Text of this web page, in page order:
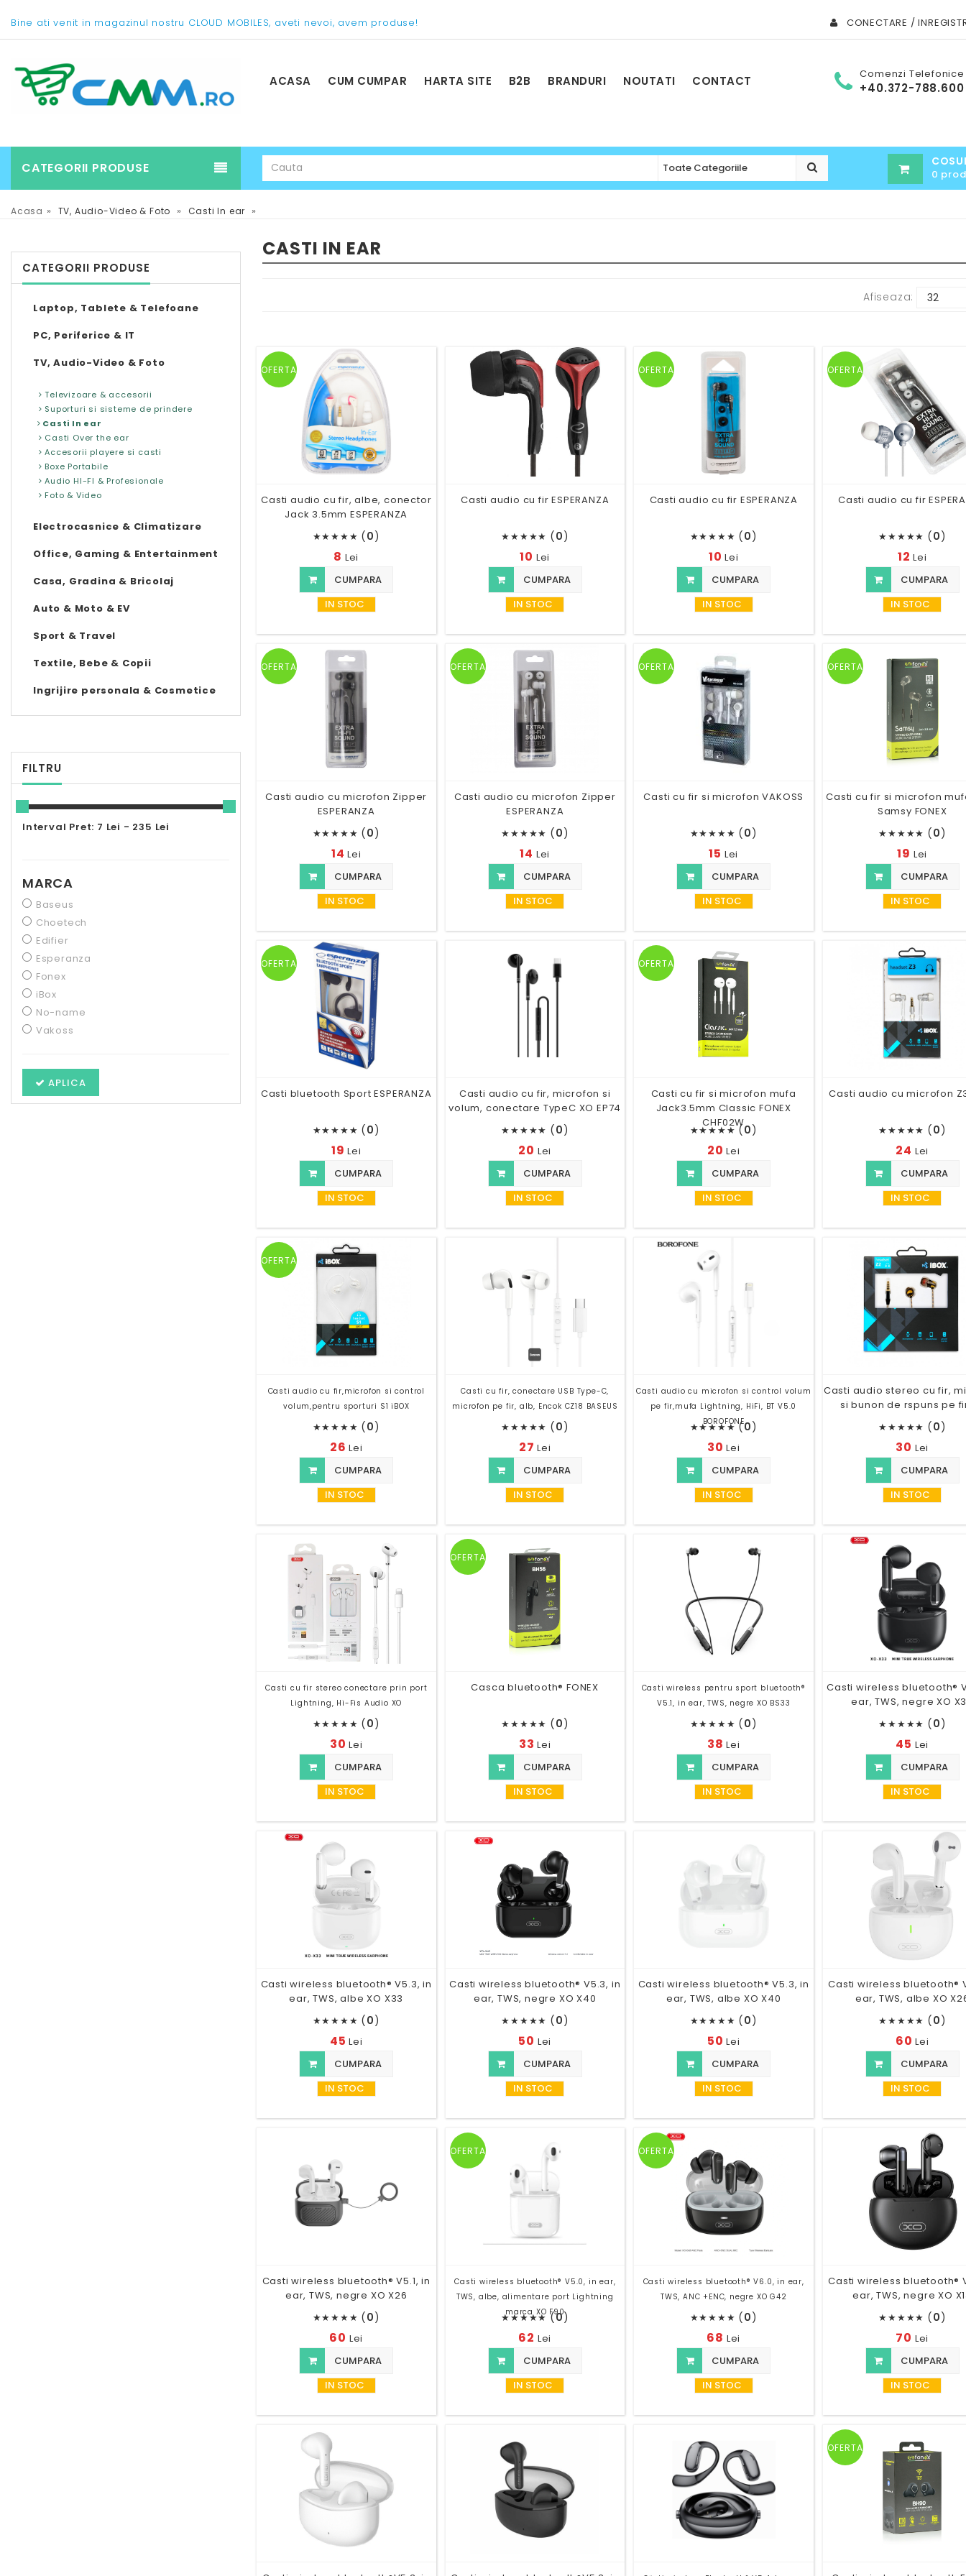
Bine ati venit in magazinul nostru CLOUD MOBILES, aveti nevoi, avem produse! CONECTARE /
ACASA CUM CUMPAR HARTA SITE B2B BRANDURI NOUTATI CONTACT Comenzi Telefonice
+40.372-788.600
CATEGORII PRODUSE 0
Acasa » TV, Audio-Video & Foto » Casti In ear »
CASTI IN EAR
Afiseaza:
OFERTA
Casti audio cu fir, albe, conector
Jack 3.5mm ESPERANZA
★★★★★ (0)
8 Lei
CUMPARA
IN STOC
Casti audio cu fir ESPERANZA
★★★★★ (0)
10 Lei
CUMPARA
IN STOC
OFERTA
Casti audio cu fir ESPERANZA
★★★★★ (0)
10Lei
CUMPARA
IN STOC
OFERTA
Casti audio cu fir
★★★★★ (0)
12Lei
CUMPARA
IN STOC
OFERTA
Casti audio cu microfon Zipper
ESPERANZA
★★★★★ (0)
14Lei
CUMPARA
IN STOC
OFERTA
Casti audio cu microfon Zipper
ESPERANZA
★★★★★ (0)
14 Lei
CUMPARA
IN STOC
OFERTA
Casti cu fir si microfon VAKOSS
★★★★★ (0)
15 Lei
CUMPARA
IN STOC
OFERTA
Casti cu fir si microfon
Samsy FONEX
★★★★★ (0)
19 Lei
CUMPARA
IN STOC
OFERTA
Casti bluetooth Sport ESPERANZA
★★★★★ (0)
19Lei
CUMPARA
IN STOC
Casti audio cu fir, microfon si
volum, conectare TypeC XO EP74
★★★★★ (0)
20 Lei
CUMPARA
IN STOC
OFERTA
Casti cu fir si microfon mufa
Jack3.5mm Classic FONEX
CHF02W
★★★★★ (0)
20Lei
CUMPARA
IN STOC
Casti audio cu microfon
★★★★★ (0)
24 Lei
CUMPARA
IN STOC
OFERTA
Casti audio cu fir,microfon si control
volum,pentru sporturi S1 iBOX
★★★★★ (0)
26Lei
CUMPARA
IN STOC
Casti cu fir, conectare USB Type-C,
microfon pe fir, alb, Encok CZ18 BASEUS
★★★★★ (0)
27Lei
CUMPARA
IN STOC
Casti audio cu microfon si control volum
pe fir,mufa Lightning, HiFi, BT V5.0
BOROFONE
★★★★★ (0)
30Lei
CUMPARA
IN STOC
Casti audio stereo cu fir,
si bunon de rspuns pe
★★★★★ (0)
30 Lei
CUMPARA
IN STOC
Casti cu fir stereo conectare prin port
Lightning, Hi-Fis Audio XO
★★★★★ (0)
30Lei
CUMPARA
IN STOC
OFERTA
Casca bluetooth® FONEX
★★★★★ (0)
33Lei
CUMPARA
IN STOC
Casti wireless pentru sport bluetooth®
V5.1, in ear, TWS, negre XO BS33
★★★★★ (0)
38Lei
CUMPARA
IN STOC
Casti wireless bluetooth®
ear, TWS, negre XO
★★★★★ (0)
45 Lei
CUMPARA
IN STOC
Casti wireless bluetooth® V5.3, in
ear, TWS, albe XO X33
★★★★★ (0)
45Lei
CUMPARA
IN STOC
Casti wireless bluetooth® V5.3, in
ear, TWS, negre XO X40
★★★★★ (0)
50 Lei
CUMPARA
IN STOC
Casti wireless bluetooth® V5.3, in
ear, TWS, albe XO X40
★★★★★ (0)
50Lei
CUMPARA
IN STOC
Casti wireless bluetooth®
ear, TWS, albe XO
★★★★★ (0)
60Lei
CUMPARA
IN STOC
Casti wireless bluetooth® V5.1, in
ear, TWS, negre XO X26
★★★★★ (0)
60 Lei
CUMPARA
IN STOC
OFERTA
Casti wireless bluetooth® V5.0, in ear,
TWS, albe, alimentare port Lightning
marca XO F90
★★★★★ (0)
62 Lei
CUMPARA
IN STOC
OFERTA
Casti wireless bluetooth® V6.0, in ear,
TWS, ANC +ENC, negre XO G42
★★★★★ (0)
68 Lei
CUMPARA
IN STOC
Casti wireless bluetooth®
ear, TWS, negre XO
★★★★★ (0)
70 Lei
CUMPARA
IN STOC
OFERTA
CATEGORII PRODUSE
Laptop, Tablete & Telefoane
PC, Periferice & IT
TV, Audio-Video & Foto
Televizoare & accesorii
Suporturi si sisteme de prindere
Casti In ear
Casti Over the ear
Accesorii playere si casti
Boxe Portabile
Audio HI-FI & Profesionale
Foto & Video
Electrocasnice & Climatizare
Office, Gaming & Entertainment
Casa, Gradina & Bricolaj
Auto & Moto & EV
Sport & Travel
Textile, Bebe & Copii
Ingrijire personala & Cosmetice
FILTRU
Interval Pret: 7 Lei - 235 Lei
MARCA
Baseus
Choetech
Edifier
Esperanza
Fonex
iBox
No-name
Vakoss
APLICA